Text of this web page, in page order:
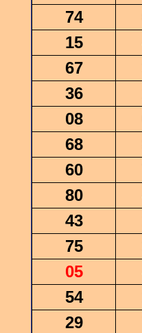
74
15
67
36
08
68
60
80
43
75
05
54
29